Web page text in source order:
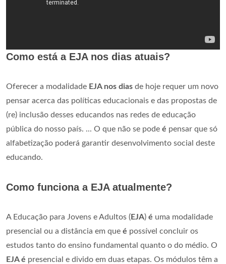
Como está a EJA nos dias atuais?
Oferecer a modalidade EJA nos dias de hoje requer um novo
pensar acerca das políticas educacionais e das propostas de
(re) inclusão desses educandos nas redes de educação
pública do nosso país. ... O que não se pode é pensar que só
alfabetização poderá garantir desenvolvimento social deste
educando.
Como funciona a EJA atualmente?
A Educação para Jovens e Adultos (EJA) é uma modalidade
presencial ou a distância em que é possível concluir os
estudos tanto do ensino fundamental quanto o do médio. O
EJA é presencial e divido em duas etapas. Os módulos têm a